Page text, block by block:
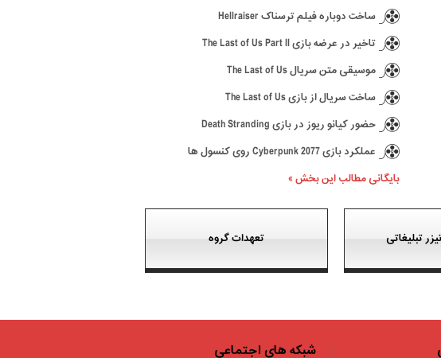
ساخت دوباره فیلم ترسناک Hellraiser
تاخیر در عرضه بازی The Last of Us Part II
موسیقی متن سریال The Last of Us
ساخت سریال از بازی The Last of Us
حضور کیانو ریوز در بازی Death Stranding
عملکرد بازی Cyberpunk 2077 روی کنسول ها
بایگانی مطالب این بخش »
تبلیغاتی تعهدات گروه
شبکه های اجتماعی